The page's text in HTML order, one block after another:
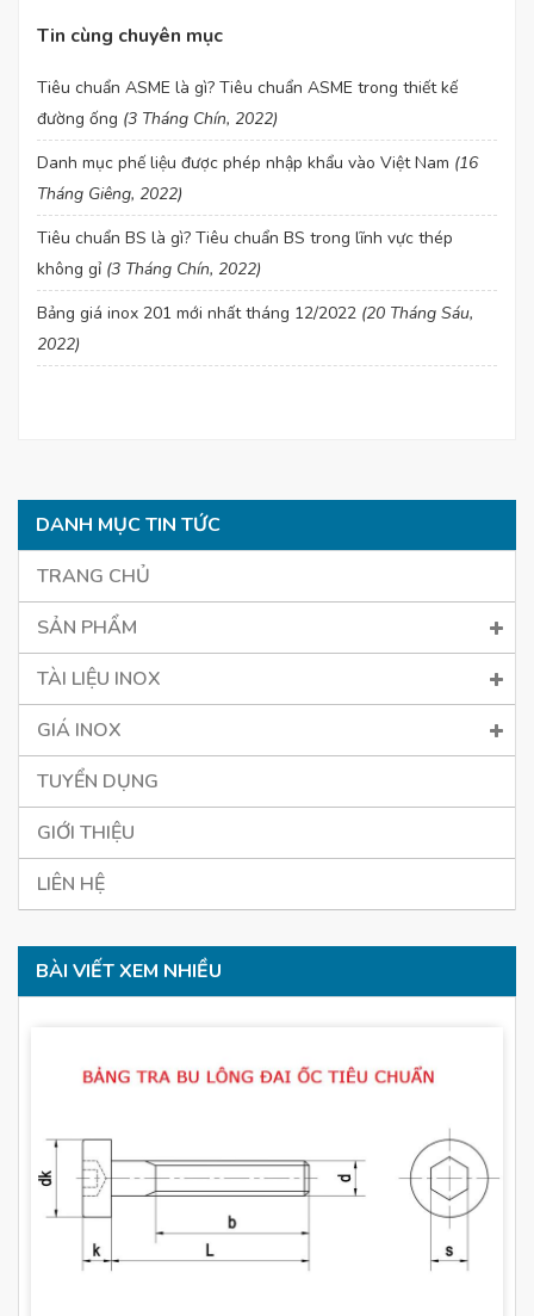
Tin cùng chuyên mục
Tiêu chuẩn ASME là gì? Tiêu chuẩn ASME trong thiết kế
đường ống (3 Tháng Chín, 2022)
Danh mục phế liệu được phép nhập khẩu vào Việt Nam (16
Tháng Giêng, 2022)
Tiêu chuẩn BS là gì? Tiêu chuẩn BS trong lĩnh vực thép
không gỉ (3 Tháng Chín, 2022)
Bảng giá inox 201 mới nhất tháng 12/2022 (20 Tháng Sáu,
2022)
DANH MỤC TIN TỨC
TRANG CHỦ
SẢN PHẨM
TÀI LIỆU INOX
GIÁ INOX
TUYỂN DỤNG
GIỚI THIỆU
LIÊN HỆ
BÀI VIẾT XEM NHIỀU